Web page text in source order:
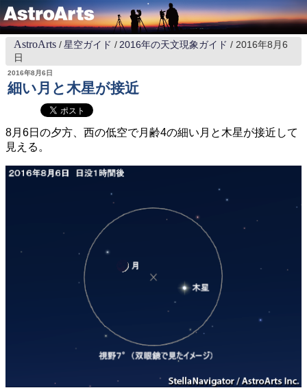
AstroArts 星空ガイド 2016年の天文現象ガイド
2016年8月6
日
2016年8月6日
細い月と木星が接近
8月6日の夕方、西の低空で月齢4の細い月と木星が接近して
見える。